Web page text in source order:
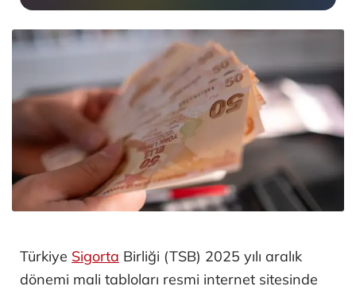
Türkiye Sigorta Birliği (TSB) 2025 yılı aralık
dönemi mali tabloları resmi internet sitesinde